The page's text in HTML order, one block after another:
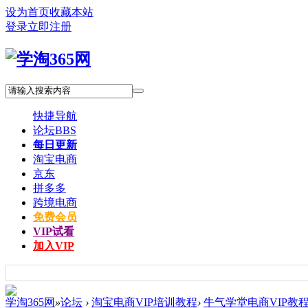
设为首页收藏本站
登录立即注册
快捷导航
论坛BBS
每日更新
淘宝电商
京东
拼多多
跨境电商
免费会员
VIP试看
加入VIP
学淘365网 »论坛 › 淘宝电商VIP培训教程› 牛气学堂电商VIP教